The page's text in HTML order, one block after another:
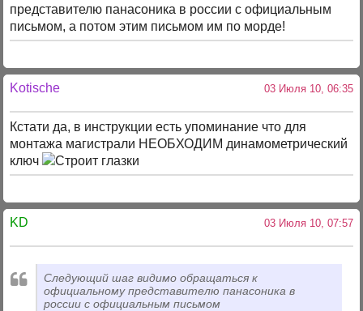
представителю панасоника в россии с официальным
письмом, а потом этим письмом им по морде!
Kotische 03 Июля 10, 06:35
Кстати да, в инструкции есть упоминание что для
монтажа магистрали НЕОБХОДИМ динамометрический
ключ
KD 03 Июля 10, 07:57
Следующий шаг видимо обращаться к
официальному представителю панасоника в
россии с официальным письмом